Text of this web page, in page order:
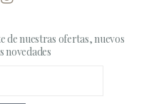
de nuestras ofertas, nuevos
novedades